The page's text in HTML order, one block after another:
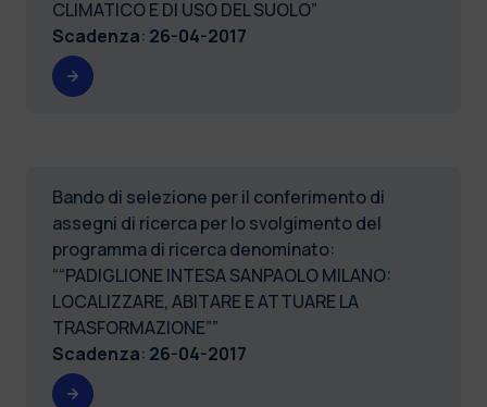
CLIMATICO E DI USO DEL SUOLO”
Scadenza: 26-04-2017
Bando di selezione per il conferimento di
assegni di ricerca per lo svolgimento del
programma di ricerca denominato:
““PADIGLIONE INTESA SANPAOLO MILANO:
LOCALIZZARE, ABITARE E ATTUARE LA
TRASFORMAZIONE””
Scadenza: 26-04-2017